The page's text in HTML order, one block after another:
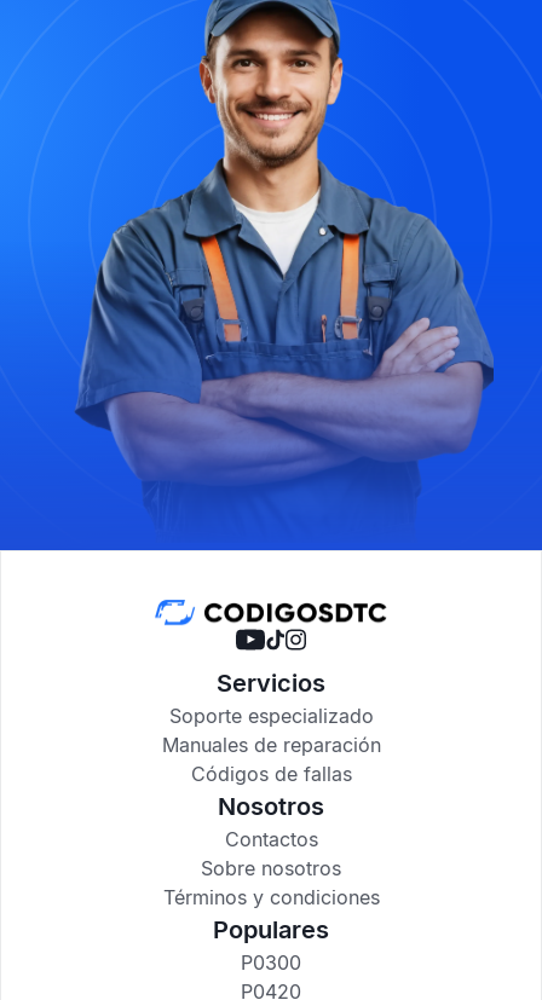
Servicios
Soporte especializado
Manuales de reparación
Códigos de fallas
Nosotros
Contactos
Sobre nosotros
Términos y condiciones
Populares
P0300
P0420